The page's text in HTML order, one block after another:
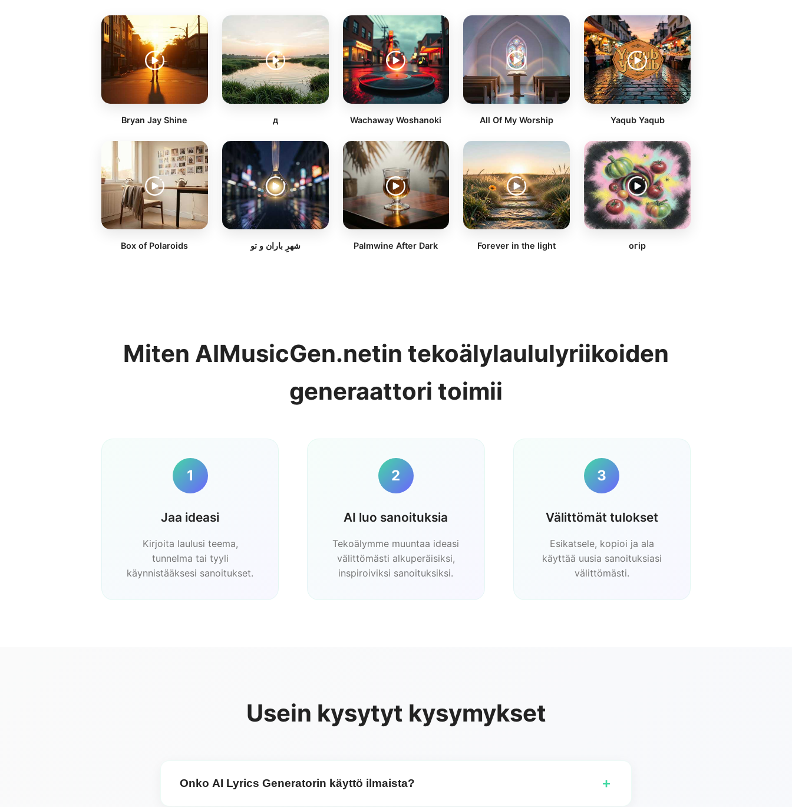
Bryan Jay Shine д Wachaway Woshanoki All Of My Worship Yaqub Yaqub
Box of Polaroids شهرِ باران و تو Palmwine After Dark Forever in the light огір
Miten AIMusicGen.netin tekoälylaululyriikoiden
generaattori toimii
1
Jaa ideasi
Kirjoita laulusi teema,
tunnelma tai tyyli
käynnistääksesi sanoitukset.
2
AI luo sanoituksia
Tekoälymme muuntaa ideasi
välittömästi alkuperäisiksi,
inspiroiviksi sanoituksiksi.
3
Välittömät tulokset
Esikatsele, kopioi ja ala
käyttää uusia sanoituksiasi
välittömästi.
Usein kysytyt kysymykset
Onko AI Lyrics Generatorin käyttö ilmaista? +